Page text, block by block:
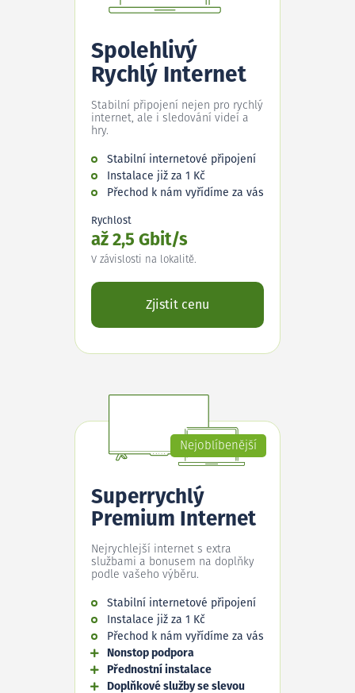
Spolehlivý
Rychlý Internet
Stabilní připojení nejen pro rychlý
internet, ale i sledování videí a
hry.
Stabilní internetové připojení
Instalace již za 1 Kč
Přechod k nám vyřídíme za vás
Rychlost
až 2,5 Gbit/s
V závislosti na lokalitě.
Zjistit cenu
Nejoblíbenější
Superrychlý
Premium Internet
Nejrychlejší internet s extra
službami a bonusem na doplňky
podle vašeho výběru.
Stabilní internetové připojení
Instalace již za 1 Kč
Přechod k nám vyřídíme za vás
Nonstop podpora
Přednostní instalace
Doplňkové služby se slevou